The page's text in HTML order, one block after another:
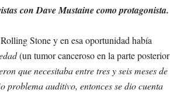
con Dave Mustaine como protagonista.
Stone y en esa oportunidad había
(un tumor canceroso en la parte posterior
que necesitaba entre tres y seis meses de
problema auditivo, entonces se dio cuenta